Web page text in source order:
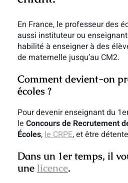
En France, le professeur des
aussi instituteur ou
habilité à enseigner à des
de maternelle jusqu’au CM2.
Comment devient-on
écoles ?
Pour devenir enseignant du
le Concours de Recrutement
Écoles,le CRPE, et être
Dans un 1er temps, il
une licence.